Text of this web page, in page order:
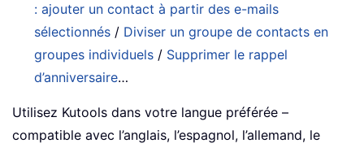
: ajouter un contact à partir des e-mails
sélectionnés / Diviser un groupe de contacts en
groupes individuels / Supprimer le rappel
d’anniversaire…
Utilisez Kutools dans votre langue préférée –
compatible avec l’anglais, l’espagnol, l’allemand, le